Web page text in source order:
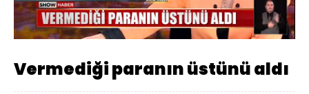
Sesi
Aç
Yüklendi:
43.68%
Oynatma
Hızı
Vermediği paranın üstünü aldı